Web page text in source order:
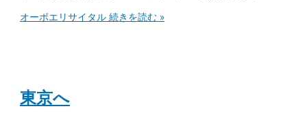
オーボエリサイタル 続きを読む »
東京へ